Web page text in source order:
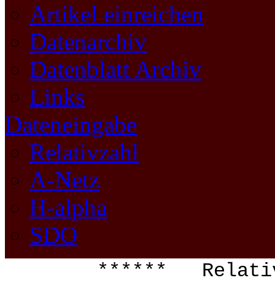
Artikel einreichen
Datenarchiv
Datenblatt Archiv
Links
Dateneingabe
Relativzahl
A-Netz
H-alpha
SDO
******